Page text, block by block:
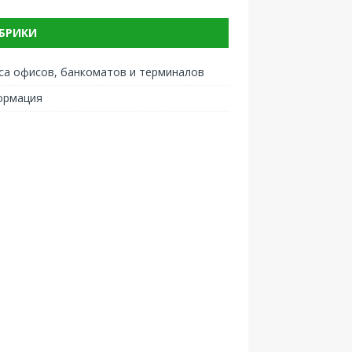
офисов, банкоматов и терминалов